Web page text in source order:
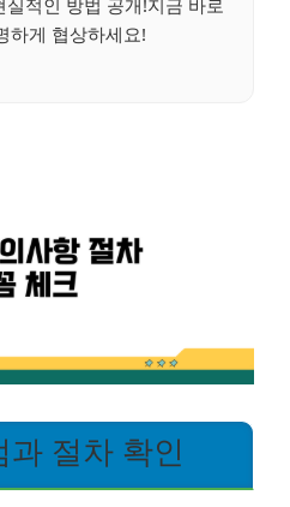
하게 협상하세요!
과 절차 확인